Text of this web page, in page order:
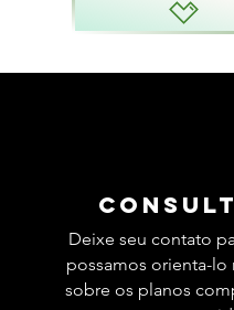
Deixe seu contato
possamos orienta-lo
sobre os planos